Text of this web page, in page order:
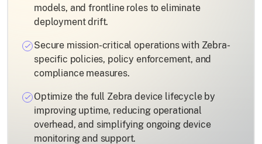
models, and frontline roles to eliminate
deployment drift.
Secure mission-critical operations with Zebra-
specific policies, policy enforcement, and
compliance measures.
Optimize the full Zebra device lifecycle by
improving uptime, reducing operational
overhead, and simplifying ongoing device
monitoring and support.